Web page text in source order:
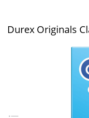
Durex Originals